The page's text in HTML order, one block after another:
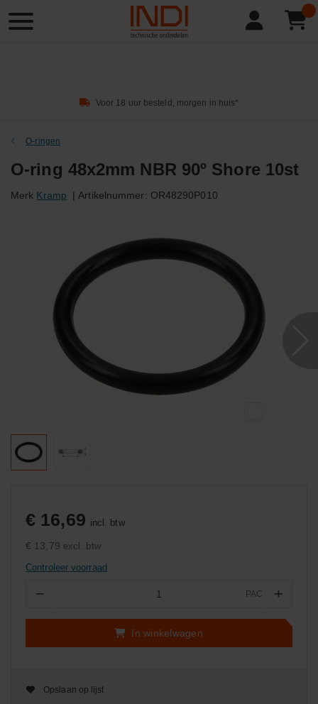
Product
zoeken
Voor 18 uur besteld, morgen in huis*
O-ringen
O-ring 48x2mm NBR 90º Shore 10st
Merk Kramp | Artikelnummer: OR48290P010
€ 16,69 incl. btw
€ 13,79 excl. btw
Controleer voorraad
− PAC +
In winkelwagen
Opslaan op lijst